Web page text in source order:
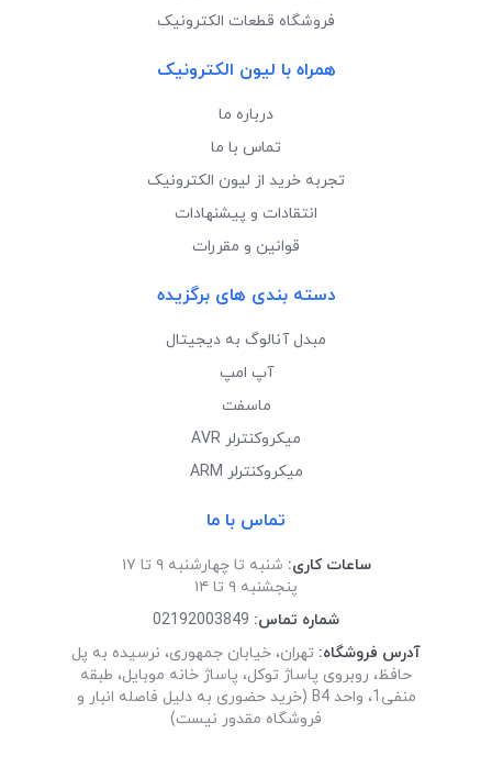
فروشگاه قطعات الکترونیک
همراه با لیون الکترونیک
درباره ما
تماس با ما
تجربه خرید از لیون الکترونیک
انتقادات و پیشنهادات
قوانین و مقررات
دسته بندی های برگزیده
مبدل آنالوگ به دیجیتال
آپ امپ
ماسفت
میکروکنترلر AVR
میکروکنترلر ARM
تماس با ما
ساعات کاری: شنبه تا چهارشنبه ۹ تا ۱۷
پنجشنبه ۹ تا ۱۴
شماره تماس: 02192003849
آدرس فروشگاه: تهران، خیابان جمهوری، نرسیده به پل
حافظ، روبروی پاساژ توکل، پاساژ خانه موبایل، طبقه
منفی1، واحد B4 (خرید حضوری به دلیل فاصله انبار و
فروشگاه مقدور نیست)